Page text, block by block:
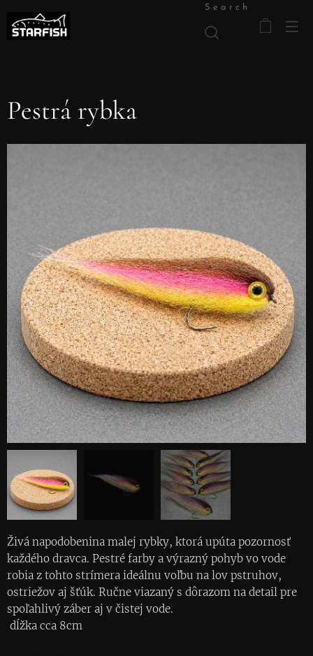
Search
Pestrá rybka
Živá napodobenina malej rybky, ktorá upúta pozornosť
každého dravca. Pestré farby a výrazný pohyb vo vode
robia z tohto strímera ideálnu voľbu na lov pstruhov,
ostriežov aj šťúk. Ručne viazaný s dôrazom na detail pre
spoľahlivý záber aj v čistej vode.
dĺžka cca 8cm